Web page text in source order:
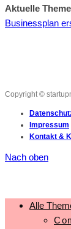
Aktuelle
Businessplan
Copyright ©
Impressum
Kontakt &
Nach oben
Alle